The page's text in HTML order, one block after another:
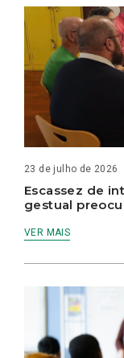
23 de julho de 2026
Escassez de
gestual
VER MAIS